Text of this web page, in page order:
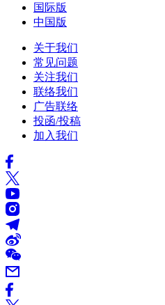
国际版
中国版
关于我们
常见问题
关注我们
联络我们
广告联络
投函/投稿
加入我们